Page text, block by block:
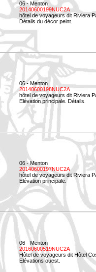
06 - Menton
20140600199NUC2A
hôtel de voyageurs dit Riviera
Détails du décor peint.
06 - Menton
20140600198NUC2A
hôtel de voyageurs dit Riviera
Elévation principale. Détails.
06 - Menton
20140600197NUC2A
hôtel de voyageurs dit Riviera
Elévation principale.
06 - Menton
20160600519NUC2A
Hôtel de voyageurs dit Hôtel
Elévations ouest.